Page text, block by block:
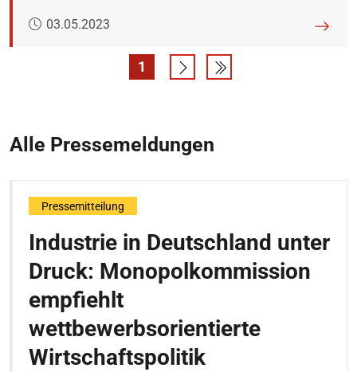
Veröffentlicht am:
03.05.2023
Seite
1
Eine Seite vor
Letzte
Alle Pressemeldungen
Industrie in Deutschland unter
Druck: Monopolkommission
empfiehlt
wettbewerbsorientierte
Wirtschaftspolitik
Pressemitteilung